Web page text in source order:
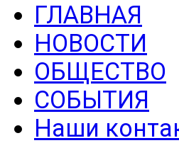
ГЛАВНАЯ
НОВОСТИ
ОБЩЕСТВО
СОБЫТИЯ
Наши